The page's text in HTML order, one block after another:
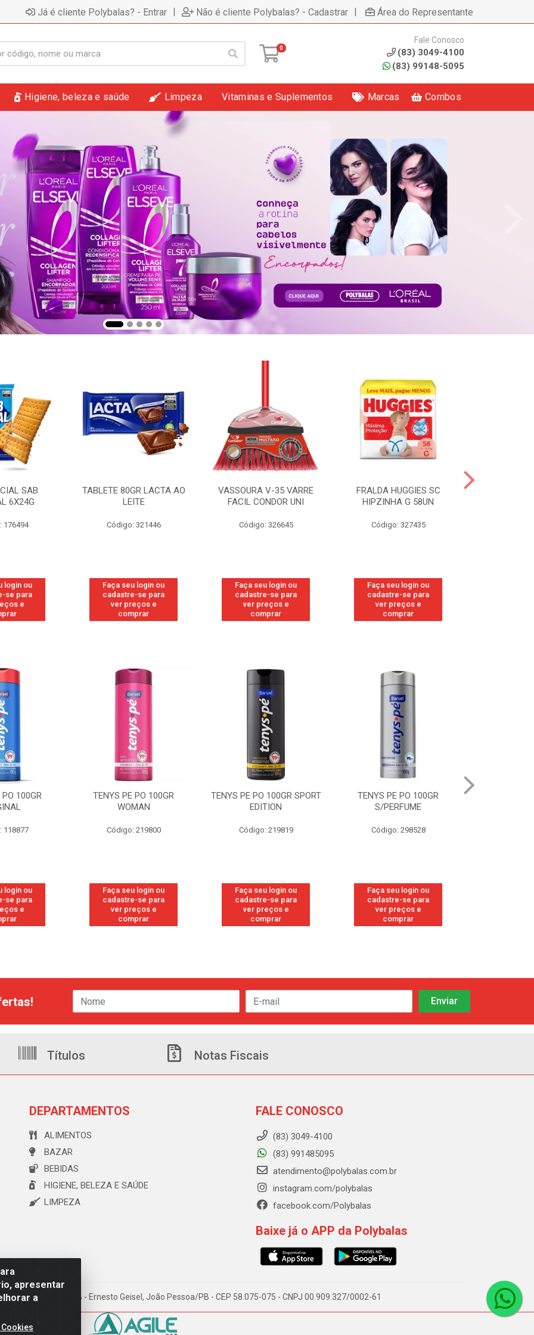
Já é cliente Polybalas? - Entrar | Não é cliente Polybalas? - Cadastrar | Área do Representante
0
Fale Conosco
(83) 3049-4100
(83) 99148-5095
Higiene, beleza e saúde Limpeza Vitaminas e Suplementos Marcas Combos
SAB
6X24G
176494
login ou
se para
e
TABLETE 80GR LACTA AO
LEITE
Código: 321446
Faça seu login ou
cadastre-se para
ver preços e
comprar
VASSOURA V-35 VARRE
FACIL CONDOR UNI
Código: 326645
Faça seu login ou
cadastre-se para
ver preços e
comprar
FRALDA HUGGIES SC
HIPZINHA G 58UN
Código: 327435
Faça seu login ou
cadastre-se para
ver preços e
comprar
100GR
118877
login ou
se para
e
TENYS PE PO 100GR
WOMAN
Código: 219800
Faça seu login ou
cadastre-se para
ver preços e
comprar
TENYS PE PO 100GR SPORT
EDITION
Código: 219819
Faça seu login ou
cadastre-se para
ver preços e
comprar
TENYS PE PO 100GR
S/PERFUME
Código: 298528
Faça seu login ou
cadastre-se para
ver preços e
comprar
apresentar
a
Títulos Notas Fiscais
DEPARTAMENTOS
ALIMENTOS
BAZAR
BEBIDAS
HIGIENE, BELEZA E SAÚDE
LIMPEZA
FALE CONOSCO
(83) 3049-4100
(83) 991485095
atendimento@polybalas.com.br
instagram.com/polybalas
facebook.com/Polybalas
Baixe já o APP da Polybalas
173 Galpão B - Ernesto Geisel, João Pessoa/PB - CEP 58.075-075 - CNPJ 00.909.327/0002-61